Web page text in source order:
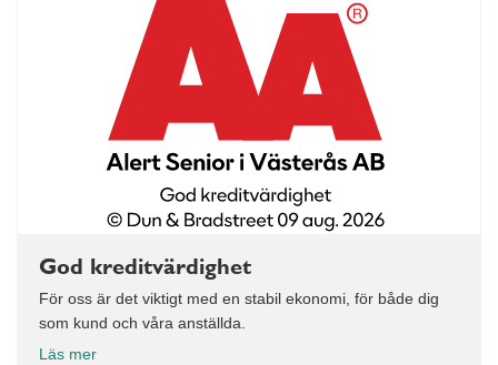
God kreditvärdighet
För oss är det viktigt med en stabil ekonomi, för både dig
som kund och våra anställda.
Läs mer